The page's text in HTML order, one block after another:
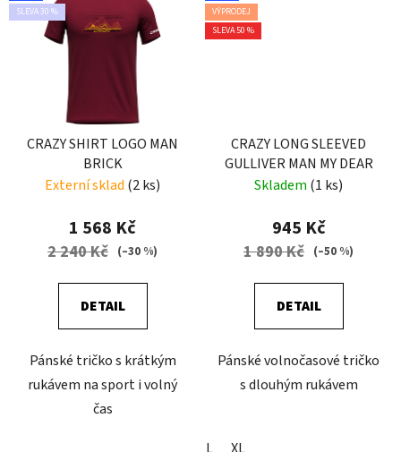
SLEVA 30 %
CRAZY SHIRT LOGO MAN
BRICK
Externí sklad (2 ks)
1 568 Kč
2 240 Kč (–30 %)
DETAIL
Pánské tričko s krátkým
rukávem na sport i volný
čas
VÝPRODEJ
SLEVA 50 %
CRAZY LONG SLEEVED
GULLIVER MAN MY DEAR
Skladem (1 ks)
945 Kč
1 890 Kč (–50 %)
DETAIL
Pánské volnočasové tričko
s dlouhým rukávem